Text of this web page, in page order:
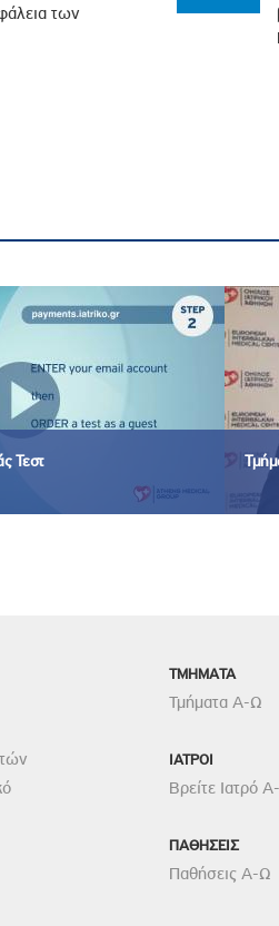
των
Τεστ
TMHMATA
Τμήματα Α-Ω
ΙΑΤΡΟΙ
Βρείτε Ιατρό
ΠΑΘΗΣΕΙΣ
Παθήσεις Α-Ω